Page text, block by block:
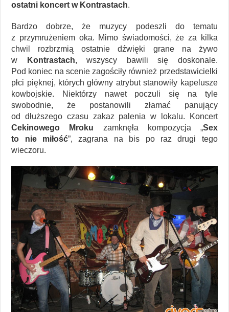
ostatni koncert w Kontrastach.
Bardzo dobrze, że muzycy podeszli do tematu
z przymrużeniem oka. Mimo świadomości, że za kilka
chwil rozbrzmią ostatnie dźwięki grane na żywo
w
Kontrastach, wszyscy bawili się doskonale.
Pod koniec na scenie zagościły również przedstawicielki
płci pięknej, których główny atrybut stanowiły kapelusze
kowbojskie. Niektórzy nawet poczuli się na tyle
swobodnie, że postanowili złamać panujący
od dłuższego czasu zakaz palenia w lokalu. Koncert
Cekinowego Mroku zamknęła kompozycja „Sex
to nie miłość”, zagrana na bis po raz drugi tego
wieczoru.